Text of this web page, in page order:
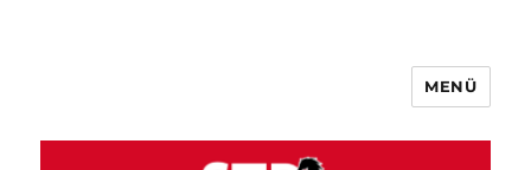
MENÜ